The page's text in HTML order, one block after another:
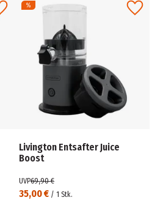
Livington Entsafter Juice
Boost
35,00 € / 1 Stk.
UVP69,90 €